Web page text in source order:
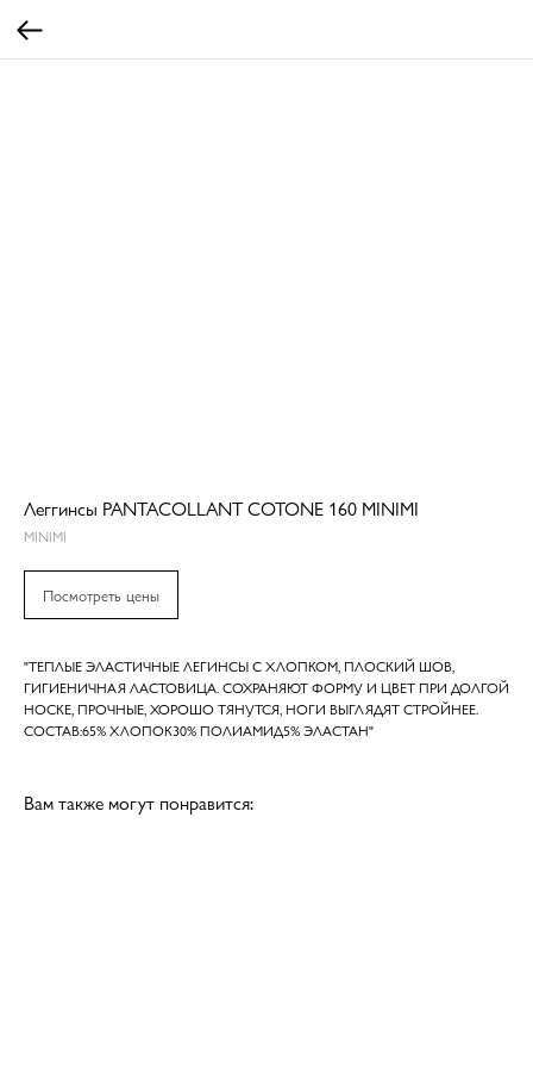
Леггинсы PANTACOLLANT COTONE 160 MINIMI
MINIMI
Посмотреть цены
"ТЕПЛЫЕ ЭЛАСТИЧНЫЕ ЛЕГИНСЫ С ХЛОПКОМ, ПЛОСКИЙ ШОВ,
ГИГИЕНИЧНАЯ ЛАСТОВИЦА. СОХРАНЯЮТ ФОРМУ И ЦВЕТ ПРИ ДОЛГОЙ
НОСКЕ, ПРОЧНЫЕ, ХОРОШО ТЯНУТСЯ, НОГИ ВЫГЛЯДЯТ СТРОЙНЕЕ.
СОСТАВ:65% ХЛОПОК30% ПОЛИАМИД5% ЭЛАСТАН"
Вам также могут понравится: